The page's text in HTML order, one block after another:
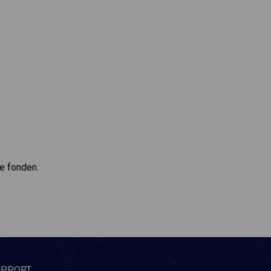
fonden.